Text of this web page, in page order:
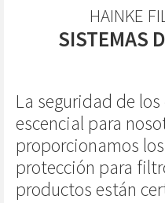
HAINKE
SISTEMAS
La seguridad de
escencial para
proporcionamos
protección para
productos están